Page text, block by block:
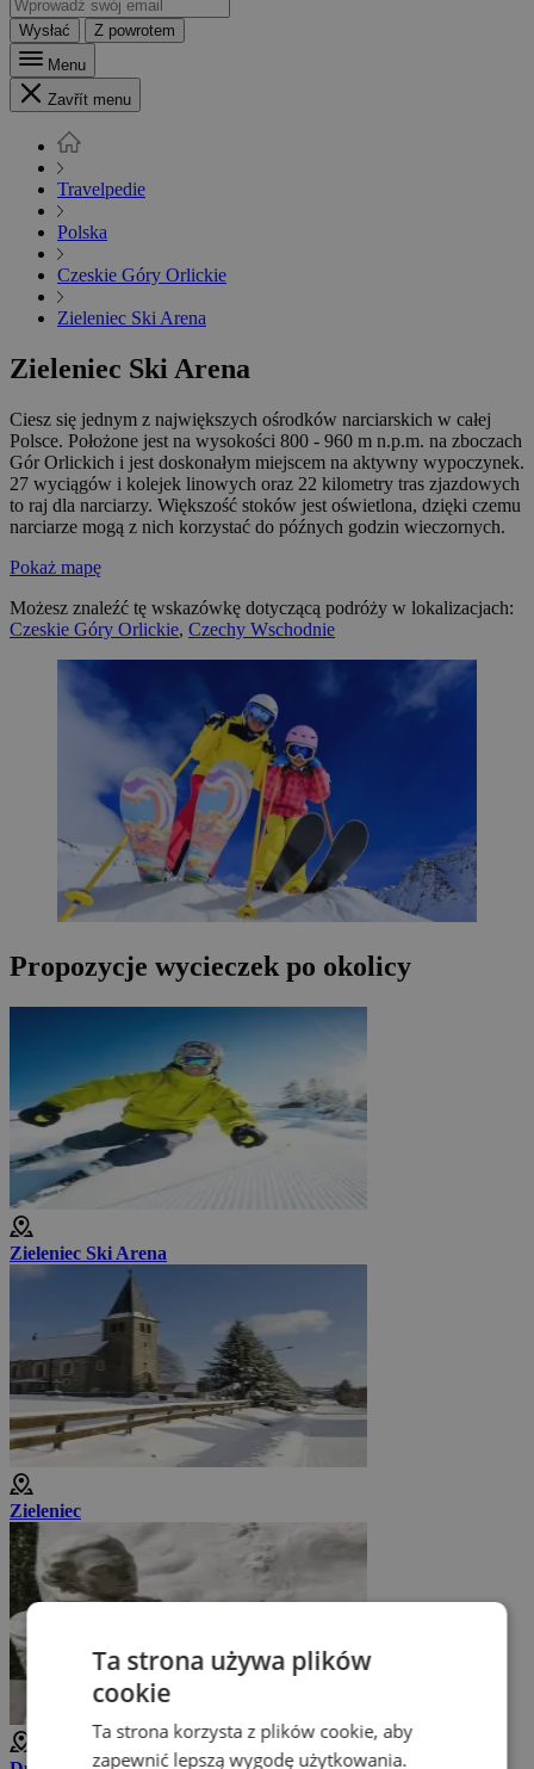
Wysłać
Z powrotem
Menu
Zavřít menu
Travelpedie
Polska
Czeskie Góry Orlickie
Zieleniec Ski Arena
Zieleniec Ski Arena
Ciesz się jednym z największych ośrodków narciarskich w całej
Polsce. Położone jest na wysokości 800 - 960 m n.p.m. na zboczach
Gór Orlickich i jest doskonałym miejscem na aktywny wypoczynek.
27 wyciągów i kolejek linowych oraz 22 kilometry tras zjazdowych
to raj dla narciarzy. Większość stoków jest oświetlona, ​​dzięki czemu
narciarze mogą z nich korzystać do późnych godzin wieczornych.
Pokaż mapę
Możesz znaleźć tę wskazówkę dotyczącą podróży w lokalizacjach:
Czeskie Góry Orlickie, Czechy Wschodnie
Propozycje wycieczek po okolicy
Zieleniec Ski Arena
Zieleniec
Ta strona używa plików
cookie
Ta strona korzysta z plików cookie, aby
zapewnić lepszą wygodę użytkowania.